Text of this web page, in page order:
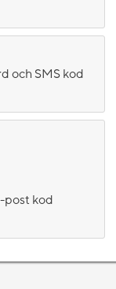
och SMS kod
post kod